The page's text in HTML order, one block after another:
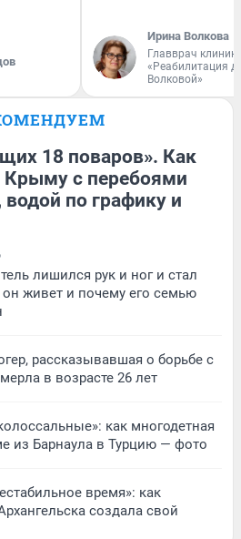
Ирина Волкова
Главврач
«Реабилитация
Волковой»
18 поваров». Как
Крыму с перебоями
водой по графику и
лишился рук и ног и стал
он живет и почему его семью
рассказывавшая о борьбе с
в возрасте 26 лет
как многодетная
из Барнаула в Турцию — фото
время»: как
создала свой